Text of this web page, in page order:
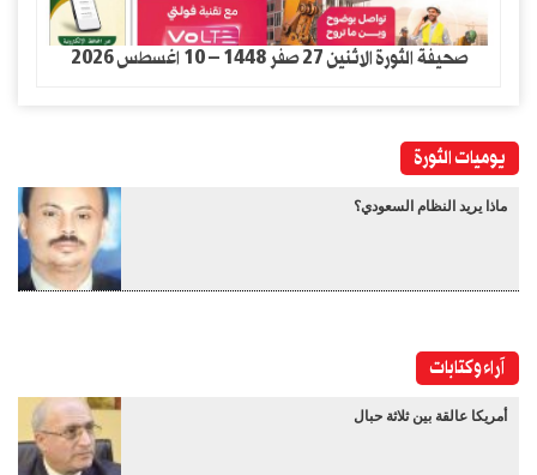
صحيفة الثورة الاثنين 27 صفر 1448 – 10 اغسطس 2026
يوميات الثورة
ماذا يريد النظام السعودي؟
آراء وكتابات
أمريكا عالقة بين ثلاثة حبال